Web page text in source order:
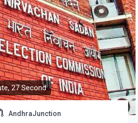
27 Second
AndhraJunction